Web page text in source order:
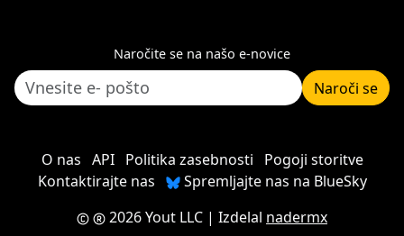
Naročite se na našo e-novice
Naroči se
O nas API Politika zasebnosti
Pogoji storitve
Kontaktirajte nas
Spremljajte nas na BlueSky
2026 Yout LLC | Izdelal nadermx